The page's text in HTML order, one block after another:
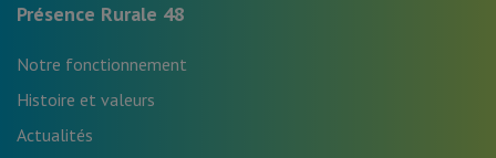
Présence Rurale 48
Notre fonctionnement
Histoire et valeurs
Actualités